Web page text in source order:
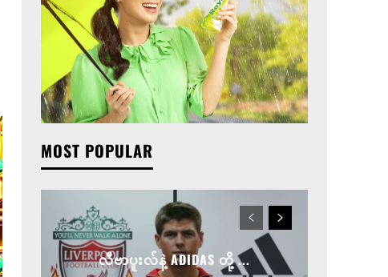
MOST POPULAR
လီဗာပူးလ်နဲ့ ADIDAS တို့ ...